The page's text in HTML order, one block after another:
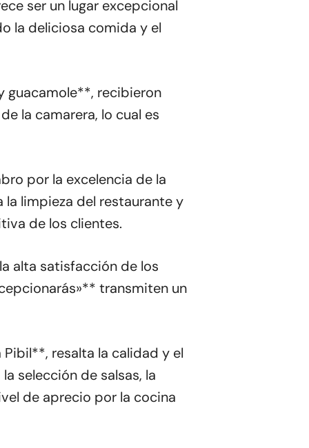
ser un lugar excepcional
la deliciosa comida y el
guacamole**, recibieron
la camarera, lo cual es
por la excelencia de la
limpieza del restaurante y
de los clientes.
alta satisfacción de los
transmiten un
resalta la calidad y el
selección de salsas, la
de aprecio por la cocina